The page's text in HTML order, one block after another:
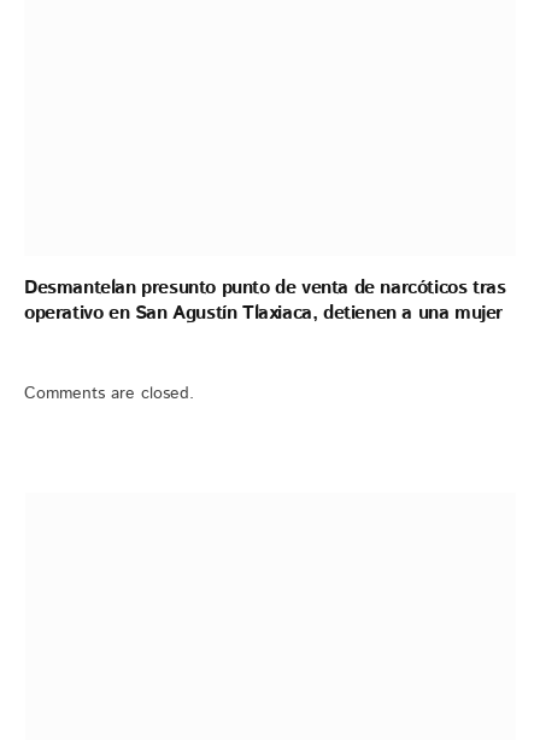
Desmantelan presunto punto de venta de narcóticos tras
operativo en San Agustín Tlaxiaca, detienen a una mujer
Comments are closed.